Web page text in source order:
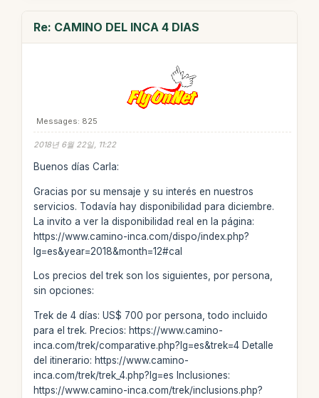
Re: CAMINO DEL INCA 4 DIAS
Messages: 825
2018년 6월 22일, 11:22
Buenos días Carla:
Gracias por su mensaje y su interés en nuestros
servicios. Todavía hay disponibilidad para diciembre.
La invito a ver la disponibilidad real en la página:
https://www.camino-inca.com/dispo/index.php?
lg=es&year=2018&month=12#cal
Los precios del trek son los siguientes, por persona,
sin opciones:
Trek de 4 días: US$ 700 por persona, todo incluido
para el trek. Precios: https://www.camino-
inca.com/trek/comparative.php?lg=es&trek=4 Detalle
del itinerario: https://www.camino-
inca.com/trek/trek_4.php?lg=es Inclusiones:
https://www.camino-inca.com/trek/inclusions.php?